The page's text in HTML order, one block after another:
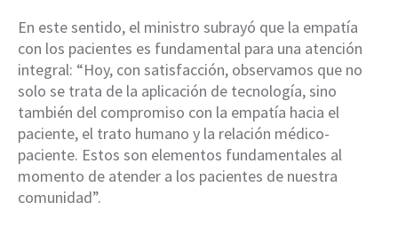
En este sentido, el ministro subrayó que la empatía
con los pacientes es fundamental para una atención
integral: “Hoy, con satisfacción, observamos que no
solo se trata de la aplicación de tecnología, sino
también del compromiso con la empatía hacia el
paciente, el trato humano y la relación médico-
paciente. Estos son elementos fundamentales al
momento de atender a los pacientes de nuestra
comunidad”.